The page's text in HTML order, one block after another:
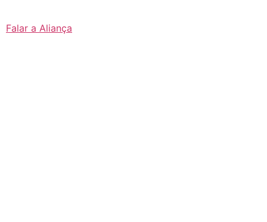
Falar a Aliança